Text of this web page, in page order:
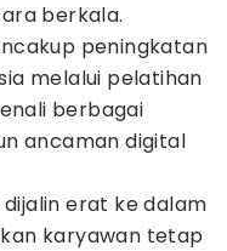
berkala.
peningkatan
melalui pelatihan
berbagai
ancaman digital
erat ke dalam
karyawan tetap